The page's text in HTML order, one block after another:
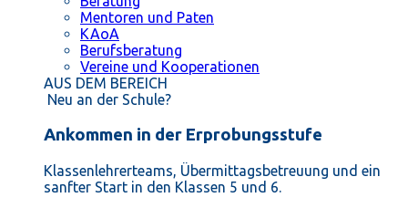
Mentoren und Paten
KAoA
Berufsberatung
Vereine und Kooperationen
AUS DEM BEREICH
Neu an der Schule?
Ankommen in der Erprobungsstufe
Klassenlehrerteams, Übermittagsbetreuung und ein
sanfter Start in den Klassen 5 und 6.